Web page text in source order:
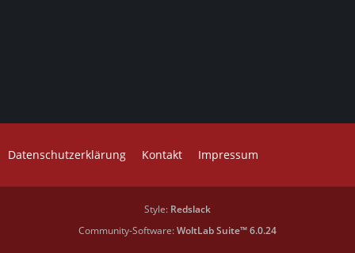
Datenschutzerklärung Kontakt Impressum
Style: Redslack
Community-Software:WoltLab Suite™ 6.0.24